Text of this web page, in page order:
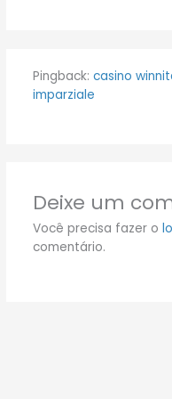
Pingback: casino
imparziale
Deixe um
Você precisa fazer o
comentário.